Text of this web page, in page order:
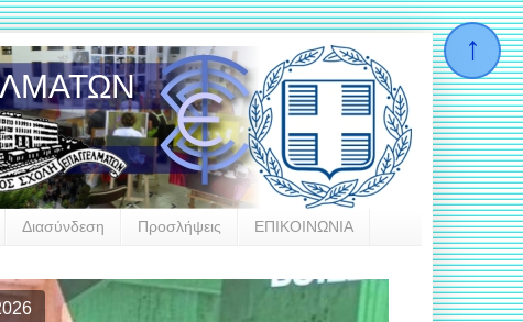
Διασύνδεση Προσλήψεις ΕΠΙΚΟΙΝΩΝΙΑ